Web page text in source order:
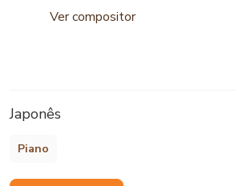
Ver compositor
Japonês
Piano